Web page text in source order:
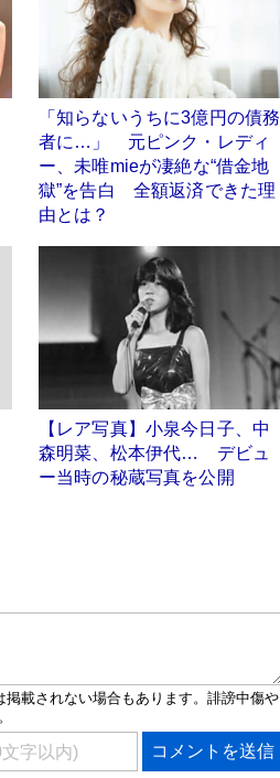
「知らないうちに3億円の債務
者に…」 元ピンク・レディ
ー、未唯mieが凄絶な“借金地
獄”を告白 全額返済できた理
由とは？
【レア写真】小泉今日子、中
森明菜、松本伊代… デビュ
ー当時の秘蔵写真を公開